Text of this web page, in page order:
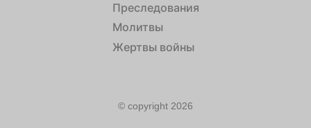
Преследования
Молитвы
Жертвы войны
© copyright 2026